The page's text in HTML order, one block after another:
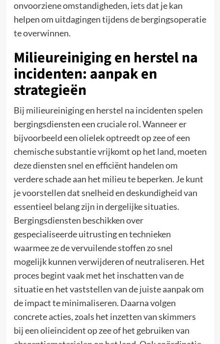
onvoorziene omstandigheden, iets dat je kan
helpen om uitdagingen tijdens de bergingsoperatie
te overwinnen.
Milieureiniging en herstel na
incidenten: aanpak en
strategieën
Bij milieureiniging en herstel na incidenten spelen
bergingsdiensten een cruciale rol. Wanneer er
bijvoorbeeld een olielek optreedt op zee of een
chemische substantie vrijkomt op het land, moeten
deze diensten snel en efficiënt handelen om
verdere schade aan het milieu te beperken. Je kunt
je voorstellen dat snelheid en deskundigheid van
essentieel belang zijn in dergelijke situaties.
Bergingsdiensten beschikken over
gespecialiseerde uitrusting en technieken
waarmee ze de vervuilende stoffen zo snel
mogelijk kunnen verwijderen of neutraliseren. Het
proces begint vaak met het inschatten van de
situatie en het vaststellen van de juiste aanpak om
de impact te minimaliseren. Daarna volgen
concrete acties, zoals het inzetten van skimmers
bij een olieincident op zee of het gebruiken van